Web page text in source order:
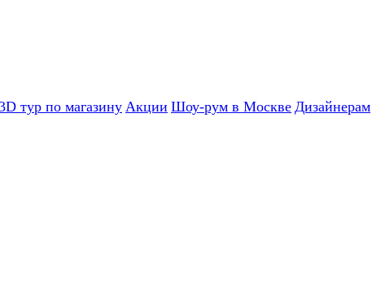
тур по магазинуАкции Шоу-рум в Москве Дизайнерам